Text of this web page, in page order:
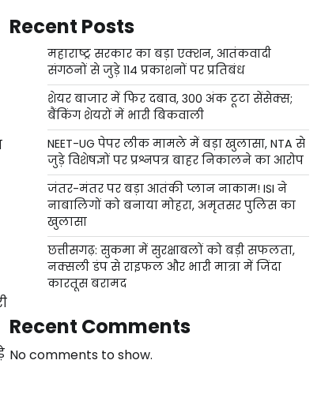
Recent Posts
महाराष्ट्र सरकार का बड़ा एक्शन, आतंकवादी
संगठनों से जुड़े 114 प्रकाशनों पर प्रतिबंध
शेयर बाजार में फिर दबाव, 300 अंक टूटा सेंसेक्स;
बैंकिंग शेयरों में भारी बिकवाली
NEET-UG पेपर लीक मामले में बड़ा खुलासा, NTA से
जुड़े विशेषज्ञों पर प्रश्नपत्र बाहर निकालने का आरोप
जंतर-मंतर पर बड़ा आतंकी प्लान नाकाम! ISI ने
नाबालिगों को बनाया मोहरा, अमृतसर पुलिस का
खुलासा
छत्तीसगढ़: सुकमा में सुरक्षाबलों को बड़ी सफलता,
नक्सली डंप से राइफल और भारी मात्रा में जिंदा
कारतूस बरामद
Recent Comments
No comments to show.